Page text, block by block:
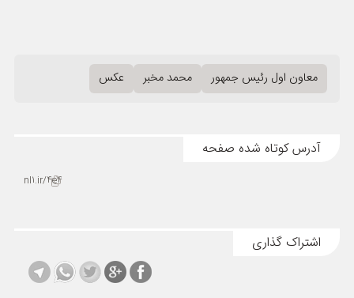
معاون اول رئیس جمهور محمد مخبر عکس
آدرس کوتاه شده صفحه
nl1.ir/4e4
اشتراک گذاری